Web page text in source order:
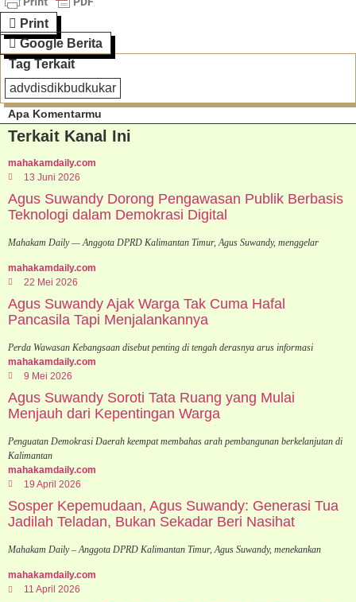
Print
Google Berita
Tag Terkait
advdisdikbudkukar
Apa Komentarmu
Terkait Kanal Ini
mahakamdaily.com
13 Juni 2026
Agus Suwandy Dorong Pengawasan Publik Berbasis
Teknologi dalam Demokrasi Digital
Mahakam Daily — Anggota DPRD Kalimantan Timur, Agus Suwandy, menggelar
mahakamdaily.com
22 Mei 2026
Agus Suwandy Ajak Warga Tak Cuma Hafal
Pancasila Tapi Menjalankannya
Perda Wawasan Kebangsaan disebut penting di tengah derasnya arus informasi
mahakamdaily.com
9 Mei 2026
Agus Suwandy Soroti Tata Ruang yang Mulai
Menjauh dari Kepentingan Warga
Penguatan Demokrasi Daerah keempat membahas arah pembangunan berkelanjutan di
Kalimantan
mahakamdaily.com
19 April 2026
Sosper Kepemudaan, Agus Suwandy: Generasi Tua
Jadilah Teladan, Bukan Sekadar Beri Nasihat
Mahakam Daily – Anggota DPRD Kalimantan Timur, Agus Suwandy, menekankan
mahakamdaily.com
11 April 2026